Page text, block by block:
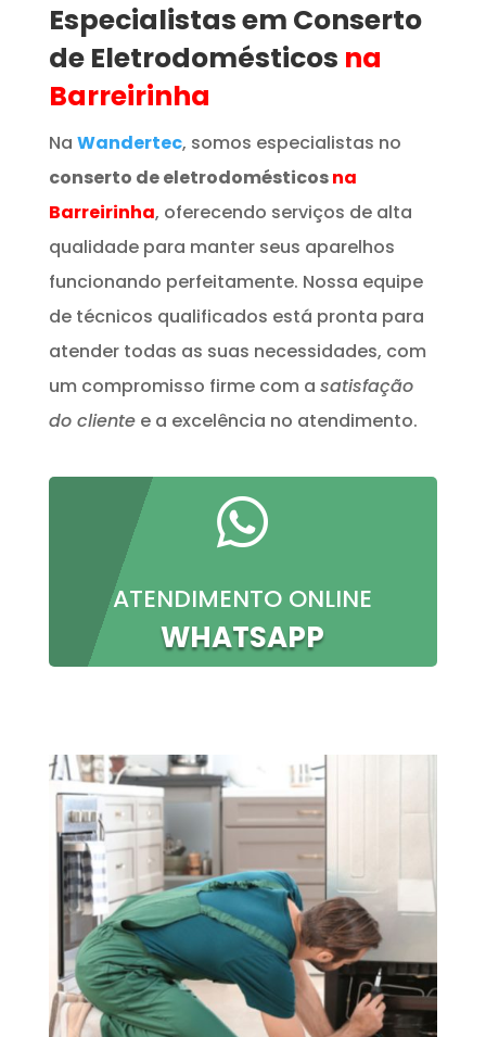
Especialistas em Conserto
de Eletrodomésticos na
Barreirinha
Na Wandertec, somos especialistas no
conserto de eletrodomésticosna
Barreirinha, oferecendo serviços de alta
qualidade para manter seus aparelhos
funcionando perfeitamente. Nossa equipe
de técnicos qualificados está pronta para
atender todas as suas necessidades, com
um compromisso firme com a satisfação
do clientee a excelência no atendimento.

ATENDIMENTO ONLINE
WHATSAPP